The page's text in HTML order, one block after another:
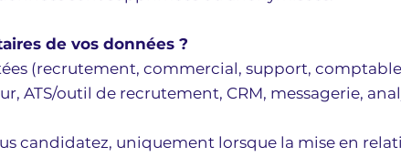
de vos données ?
(recrutement, commercial, support,
ATS/outil de recrutement, CRM, messagerie,
candidatez, uniquement lorsque la mise en